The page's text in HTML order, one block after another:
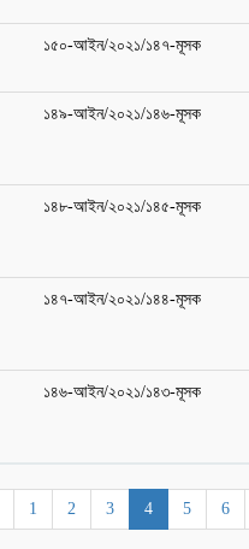
১৫০-আইন/২০২১/১৪৭-মূসক
১৪৯-আইন/২০২১/১৪৬-মূসক
১৪৮-আইন/২০২১/১৪৫-মূসক
১৪৭-আইন/২০২১/১৪৪-মূসক
১৪৬-আইন/২০২১/১৪৩-মূসক
1 2 3 4 5 6